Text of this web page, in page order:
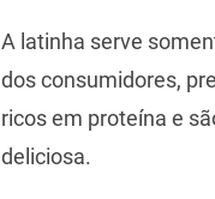
A latinha serve
dos consumidores,
ricos em proteína e
deliciosa.